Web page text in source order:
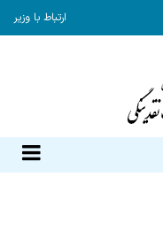
ارتباط با وزیر